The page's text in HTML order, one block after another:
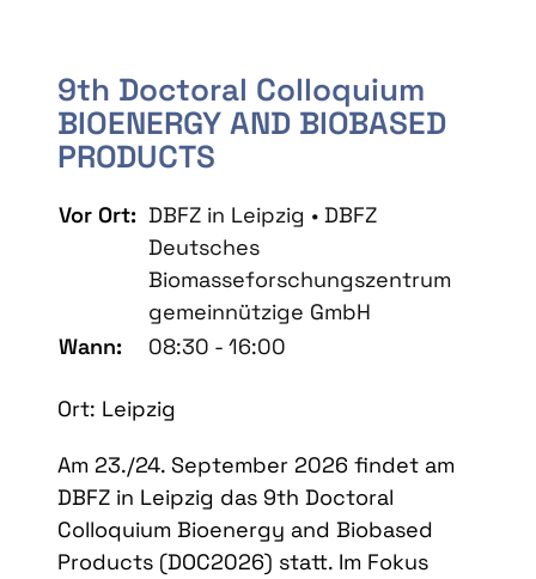
9th Doctoral Colloquium
BIOENERGY AND BIOBASED
PRODUCTS
Vor Ort: DBFZ in Leipzig • DBFZ
Deutsches
Biomasseforschungszentrum
gemeinnützige GmbH
Wann:
08:30 - 16:00
Ort: Leipzig
Am 23./24. September 2026 findet am
DBFZ in Leipzig das 9th Doctoral
Colloquium Bioenergy and Biobased
Products (DOC2026) statt. Im Fokus